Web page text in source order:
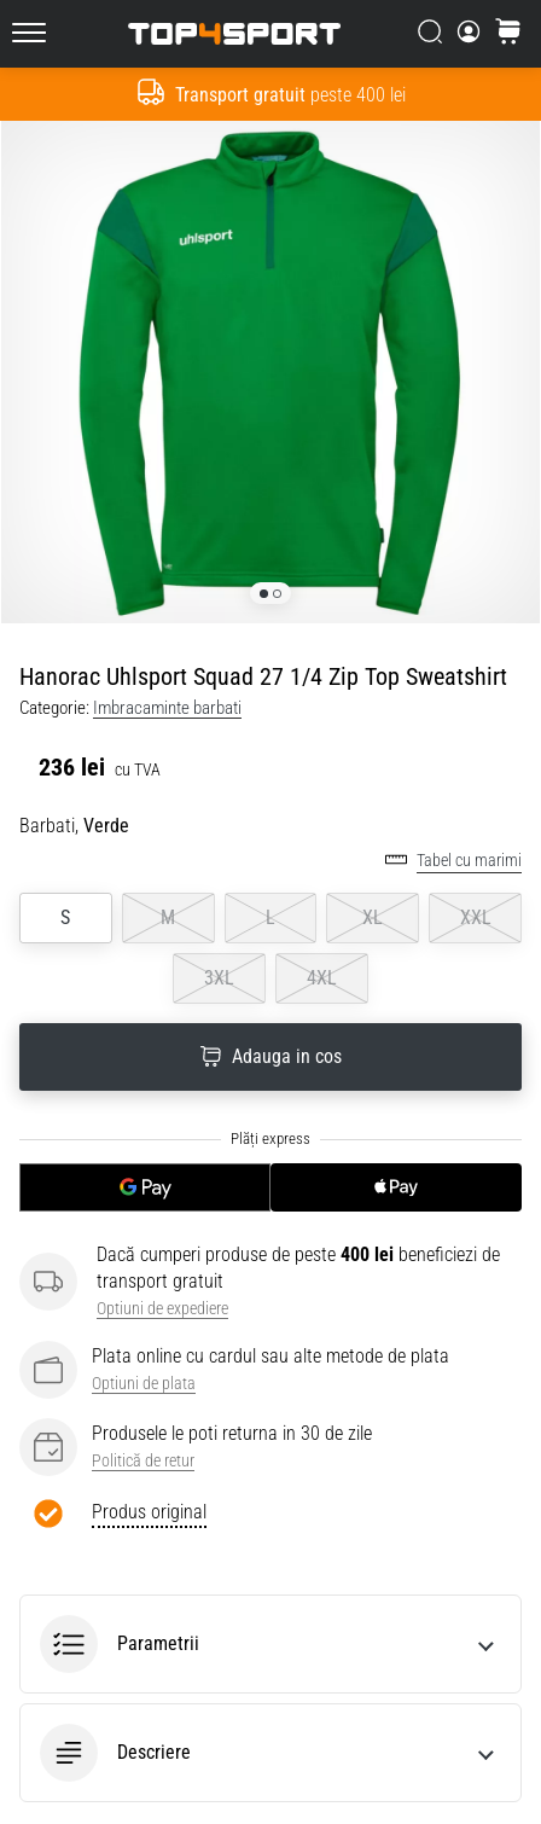
Transport gratuitpeste 400 lei
Top4Sport.ro Căutare
Cos
Hanorac Uhlsport Squad 27 1/4 Zip Top Sweatshirt
Categorie: Imbracaminte barbati
236 lei cu TVA
Barbati, Verde
Tabel cu marimi
S M L XL XXL
3XL 4XL
Adauga in cos
Dacă cumperi produse de peste 400 lei beneficiezi de
transport gratuit
Optiuni de expediere
Plata online cu cardul sau alte metode de plata
Optiuni de plata
Produsele le poti returna in 30 de zile
Politică de retur
Produs original
Parametrii
Descriere